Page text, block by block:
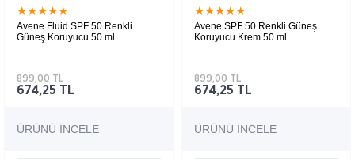
★★★★★
Avene Fluid SPF 50 Renkli
Güneş Koruyucu 50 ml
674,25 TL
899,00 TL
ÜRÜNÜ İNCELE
★★★★★
Avene SPF 50 Renkli Güneş
Koruyucu Krem 50 ml
674,25 TL
899,00 TL
ÜRÜNÜ İNCELE